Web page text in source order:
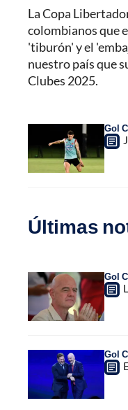
La Copa
colombianos que
'tiburón' y el
nuestro país que
Clubes 2025.
Gol
Últimas
Gol
Gol